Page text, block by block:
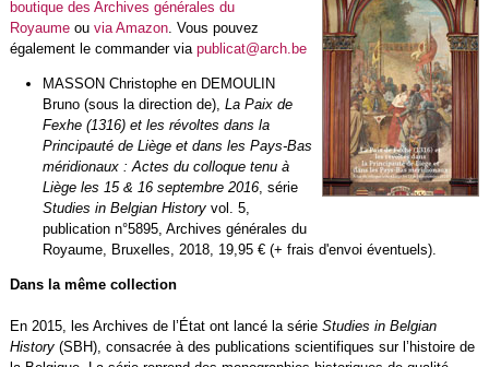
boutique des Archives générales du
Royaumeou via Amazon. Vous pouvez
également le commander via publicat@arch.be
MASSON Christophe en DEMOULIN
Bruno (sous la direction de), La Paix de
Fexhe (1316) et les révoltes dans la
Principauté de Liège et dans les Pays-Bas
méridionaux : Actes du colloque tenu à
Liège les 15 & 16 septembre 2016, série
Studies in Belgian History vol. 5,
publication n°5895, Archives générales du
Royaume, Bruxelles, 2018, 19,95 € (+ frais d'envoi éventuels).
Dans la même collection
En 2015, les Archives de l’État ont lancé la série Studies in Belgian
History (SBH), consacrée à des publications scientifiques sur l’histoire de